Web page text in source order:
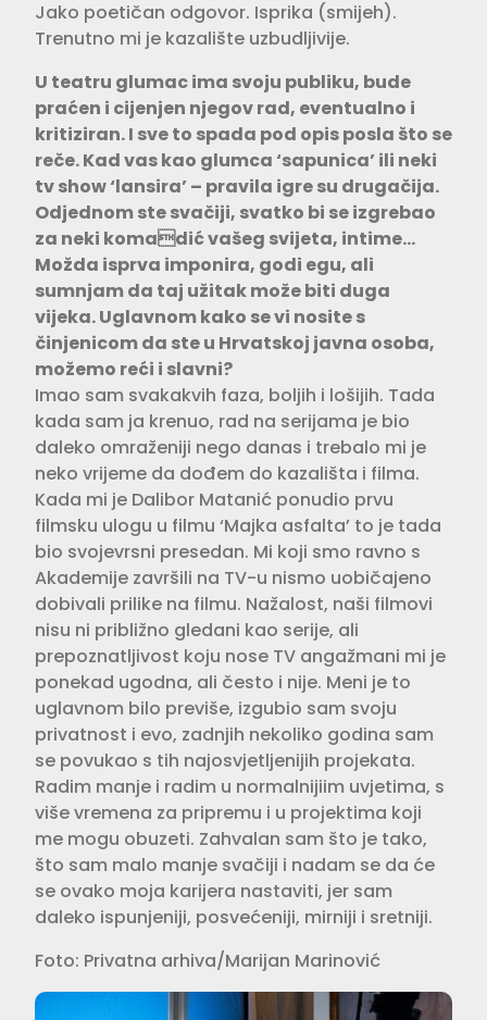
Jako poetičan odgovor. Isprika (smijeh).
Trenutno mi je kazalište uzbudljivije.
U teatru glumac ima svoju publiku, bude
praćen i cijenjen njegov rad, eventualno i
kritiziran. I sve to spada pod opis posla što se
reče. Kad vas kao glumca ‘sapunica’ ili neki
tv show ‘lansira’ – pravila igre su drugačija.
Odjednom ste svačiji, svatko bi se izgrebao
za neki komadić vašeg svijeta, intime…
Možda isprva imponira, godi egu, ali
sumnjam da taj užitak može biti duga
vijeka. Uglavnom kako se vi nosite s
činjenicom da ste u Hrvatskoj javna osoba,
možemo reći i slavni?
Imao sam svakakvih faza, boljih i lošijih. Tada
kada sam ja krenuo, rad na serijama je bio
daleko omraženiji nego danas i trebalo mi je
neko vrijeme da dođem do kazališta i filma.
Kada mi je Dalibor Matanić ponudio prvu
filmsku ulogu u filmu ‘Majka asfalta’ to je tada
bio svojevrsni presedan. Mi koji smo ravno s
Akademije završili na TV-u nismo uobičajeno
dobivali prilike na filmu. Nažalost, naši filmovi
nisu ni približno gledani kao serije, ali
prepoznatljivost koju nose TV angažmani mi je
ponekad ugodna, ali često i nije. Meni je to
uglavnom bilo previše, izgubio sam svoju
privatnost i evo, zadnjih nekoliko godina sam
se povukao s tih najosvjetljenijih projekata.
Radim manje i radim u normalnijiim uvjetima, s
više vremena za pripremu i u projektima koji
me mogu obuzeti. Zahvalan sam što je tako,
što sam malo manje svačiji i nadam se da će
se ovako moja karijera nastaviti, jer sam
daleko ispunjeniji, posvećeniji, mirniji i sretniji.
Foto: Privatna arhiva/Marijan Marinović